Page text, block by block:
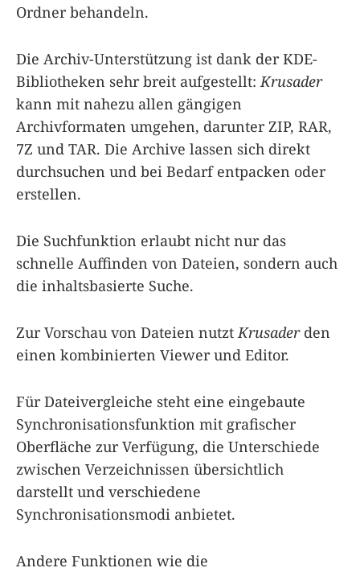
Ordner behandeln.
Die Archiv-Unterstützung ist dank der KDE-
Bibliotheken sehr breit aufgestellt: Krusader
kann mit nahezu allen gängigen
Archivformaten umgehen, darunter ZIP, RAR,
7Z und TAR. Die Archive lassen sich direkt
durchsuchen und bei Bedarf entpacken oder
erstellen.
Die Suchfunktion erlaubt nicht nur das
schnelle Auffinden von Dateien, sondern auch
die inhaltsbasierte Suche.
Zur Vorschau von Dateien nutzt Krusaderden
einen kombinierten Viewer und Editor.
Für Dateivergleiche steht eine eingebaute
Synchronisationsfunktion mit grafischer
Oberfläche zur Verfügung, die Unterschiede
zwischen Verzeichnissen übersichtlich
darstellt und verschiedene
Synchronisationsmodi anbietet.
Andere Funktionen wie die